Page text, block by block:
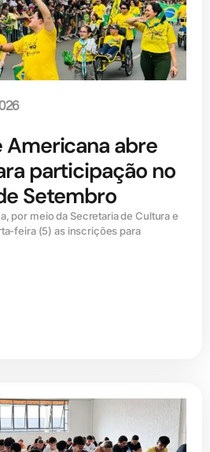
Americana abre
participação no
Setembro
por meio da Secretaria de Cultura e
feira (5) as inscrições para